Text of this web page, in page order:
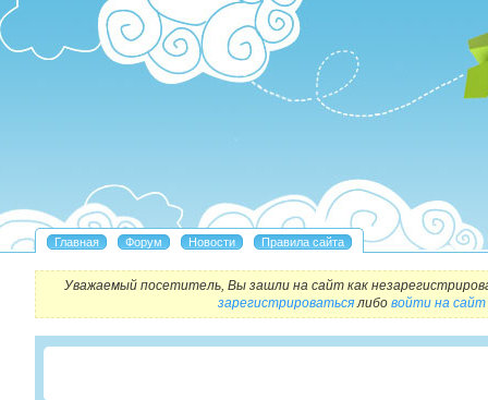
Уважаемый посетитель, Вы зашли на сайт как
зарегистрироватьсялибо войти на сайт